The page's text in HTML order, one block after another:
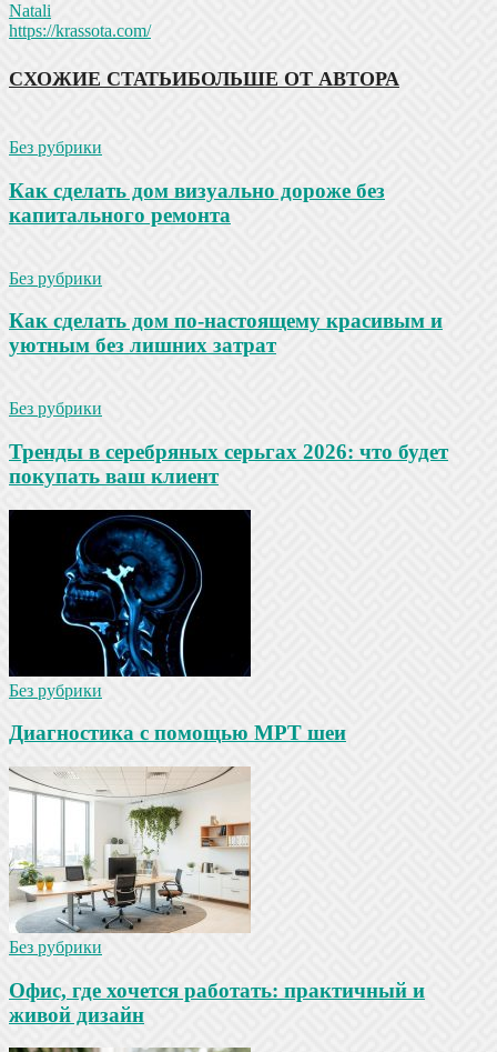
Natali
https://krassota.com/
СХОЖИЕ СТАТЬИБОЛЬШЕ ОТ АВТОРА
Без рубрики
Как сделать дом визуально дороже без
капитального ремонта
Без рубрики
Как сделать дом по-настоящему красивым и
уютным без лишних затрат
Без рубрики
Тренды в серебряных серьгах 2026: что будет
покупать ваш клиент
Без рубрики
Диагностика с помощью МРТ шеи
Без рубрики
Офис, где хочется работать: практичный и
живой дизайн